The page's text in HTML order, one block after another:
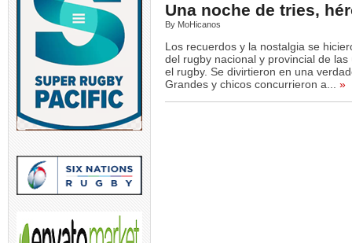
Una noche de tries,
By MoHicanos
Los recuerdos y la nostalgia se
del rugby nacional y provincial de
el rugby. Se divirtieron en una
Grandes y chicos concurrieron a...
»